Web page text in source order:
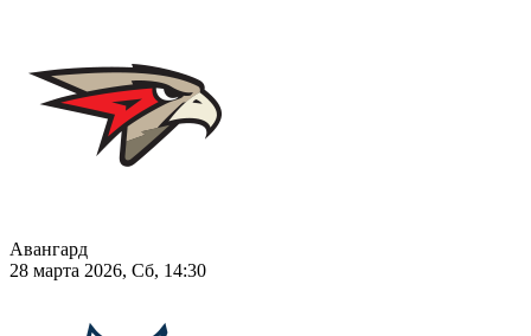
Авангард
28 марта 2026, Сб, 14:30